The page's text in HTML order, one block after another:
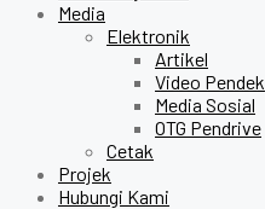
Media
Elektronik
Artikel
Video Pendek
Media Sosial
OTG Pendrive
Cetak
Projek
Hubungi Kami